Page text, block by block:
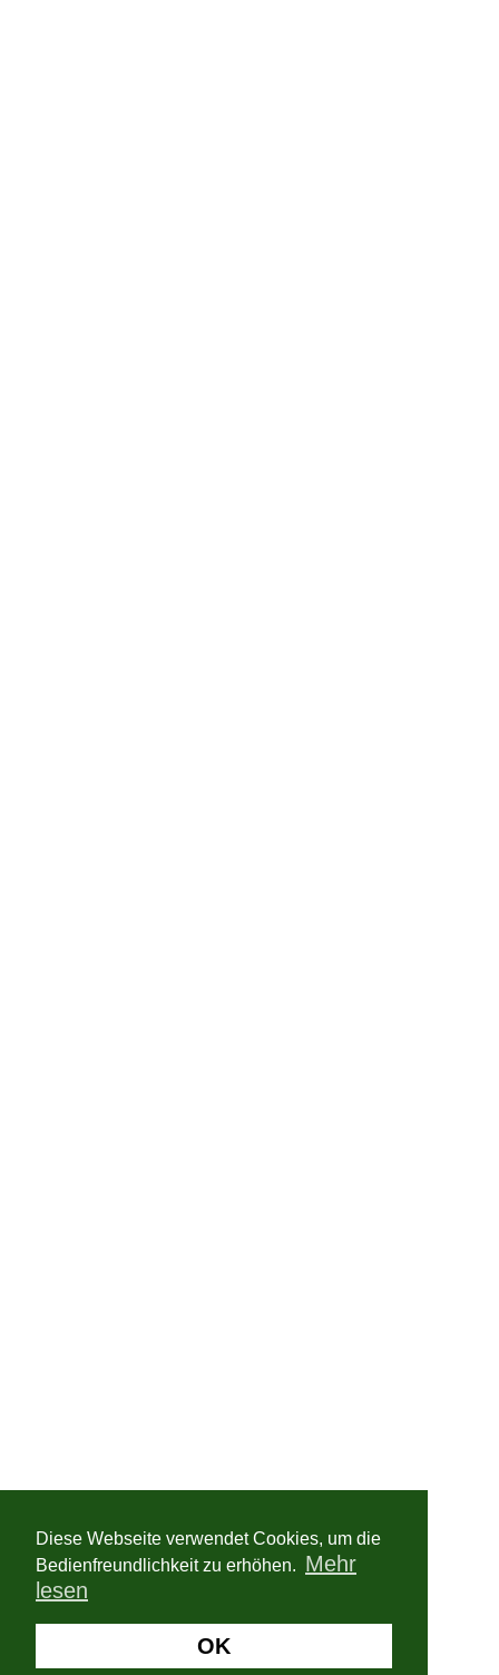
Diese Webseite verwendet Cookies, um die
Bedienfreundlichkeit zu erhöhen. Mehr
lesen
OK